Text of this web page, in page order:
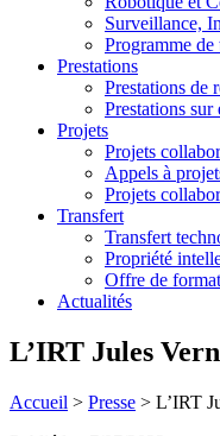
Surveillance,
Programme
Prestations
Prestations de
Prestations sur
Projets
Projets
Appels à
Projets
Transfert
Transfert
Propriété
Offre de
Actualités
L’IRT Jules
Accueil > Presse > L’IRT